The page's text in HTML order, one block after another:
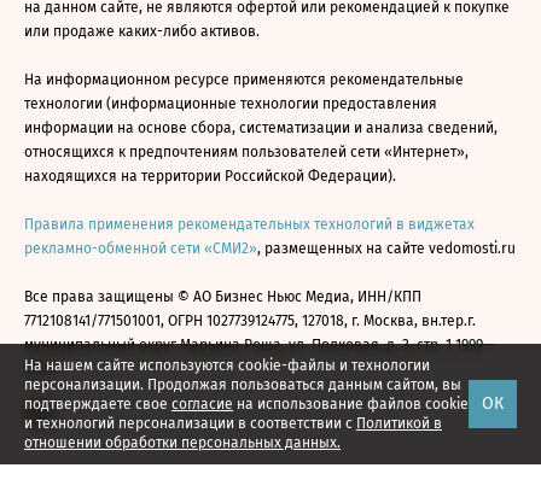
На нашем сайте используются cookie-файлы и технологии
персонализации. Продолжая пользоваться данным сайтом, вы
подтверждаете свое согласие на использование файлов cookie
и технологий персонализации в соответствии с Политикой в
отношении обработки персональных данных.
ОК
на данном сайте, не являются офертой или рекомендацией к покупке
или продаже каких-либо активов.
На информационном ресурсе применяются рекомендательные
технологии (информационные технологии предоставления
информации на основе сбора, систематизации и анализа сведений,
относящихся к предпочтениям пользователей сети «Интернет»,
находящихся на территории Российской Федерации).
Правила применения рекомендательных технологий в виджетах
рекламно-обменной сети «СМИ2», размещенных на сайте vedomosti.ru
Все права защищены © АО Бизнес Ньюс Медиа, ИНН/КПП
7712108141/771501001, ОГРН 1027739124775, 127018, г. Москва, вн.тер.г.
муниципальный округ Марьина Роща, ул. Полковая, д. 3, стр. 1 1999—
2026